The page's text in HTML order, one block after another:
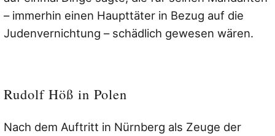
– immerhin einen Haupttäter in Bezug auf die
Judenvernichtung – schädlich gewesen wären.
Rudolf Höß in Polen
Nach dem Auftritt in Nürnberg als Zeuge der